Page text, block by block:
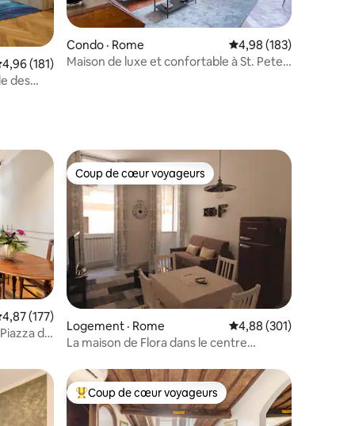
moyenne de 4,96 sur 5, 181 commentaires
4,96 (181)
des
Condo · Rome Note moyenne de
4,98 (183)
Maison de luxe et confortable à St. Peter,
moyenne de 4,87 sur 5, 177 commentaires
4,87 (177)
dei
Coup de cœur voyageurs
Coup de cœur voyageurs
Logement · Rome Note moyenne de
4,88 (301)
La maison de Flora dans le centre
Coup de cœur voyageurs parmi les plus aimés
Coup de cœur voyageurs